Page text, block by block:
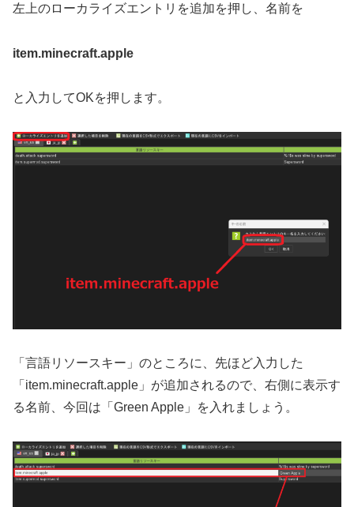
左上のローカライズエントリを追加を押し、名前を
item.minecraft.apple
と入力してOKを押します。
「言語リソースキー」のところに、先ほど入力した
「item.minecraft.apple」が追加されるので、右側に表示す
る名前、今回は「Green Apple」を入れましょう。